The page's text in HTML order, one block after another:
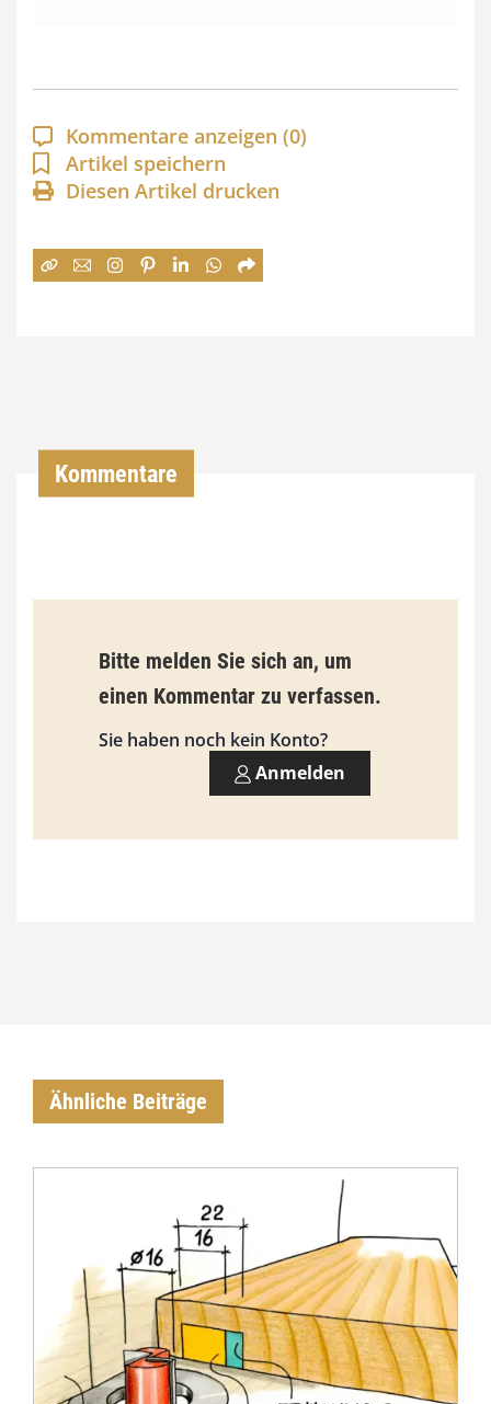
p
a
n
n
:
9
3
0
0
Kommentare anzeigen (0)
Artikel speichern
Diesen Artikel drucken
Kommentare
Bitte melden Sie sich an, um
einen Kommentar zu verfassen.
Sie haben noch kein Konto?
Anmelden
Ähnliche Beiträge